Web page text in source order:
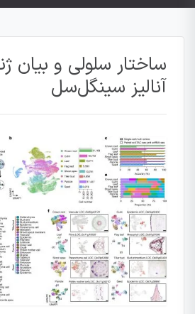
ساختار سلولی و بیان
آنالیز سینگل‌سل